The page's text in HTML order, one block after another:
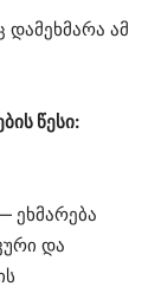
ამ
წესი:
ეხმარება
და